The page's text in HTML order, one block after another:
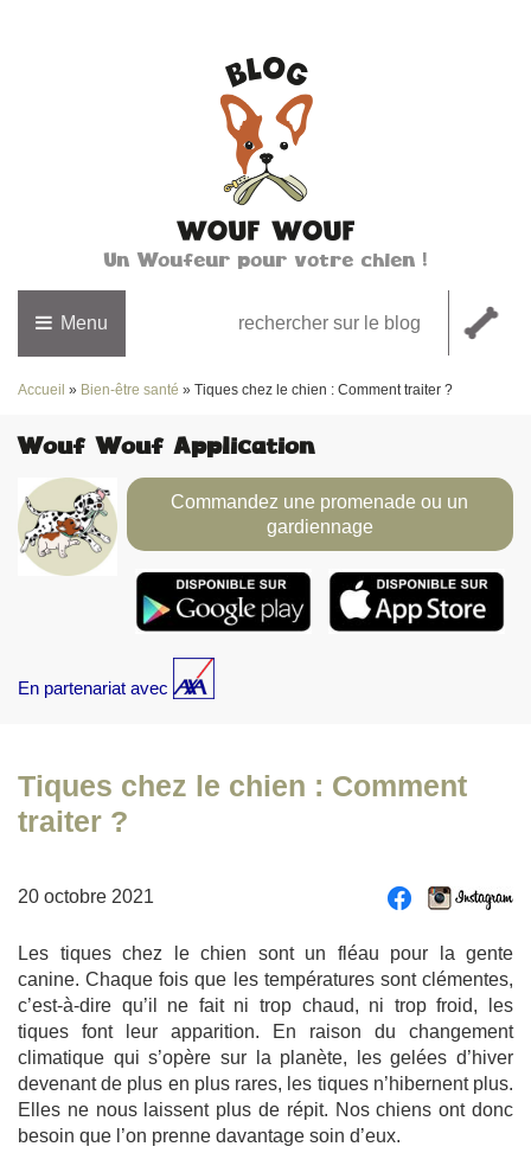
Un Woufeur pour votre chien !
Menu
Accueil » Bien-être santé » Tiques chez le chien : Comment traiter ?
Wouf Wouf Application
Commandez une promenade ou un
gardiennage
En partenariat avec
Tiques chez le chien : Comment
traiter ?
20 octobre 2021
Les tiques chez le chien sont un fléau pour la gente
canine. Chaque fois que les températures sont clémentes,
c’est-à-dire qu’il ne fait ni trop chaud, ni trop froid, les
tiques font leur apparition. En raison du changement
climatique qui s’opère sur la planète, les gelées d’hiver
devenant de plus en plus rares, les tiques n’hibernent plus.
Elles ne nous laissent plus de répit. Nos chiens ont donc
besoin que l’on prenne davantage soin d’eux.